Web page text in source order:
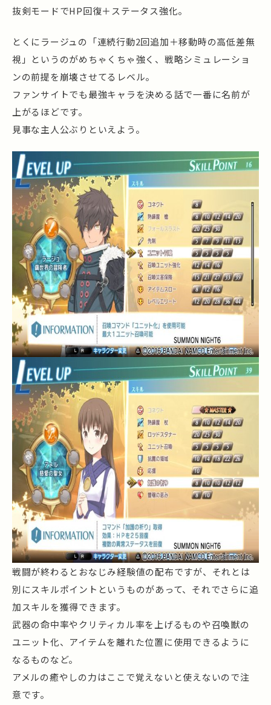
抜剣モードでHP回復＋ステータス強化。
とくにラージュの「連続行動2回追加＋移動時の高低差無
視」というのがめちゃくちゃ強く、戦略シミュレーショ
ンの前提を崩壊させてるレベル。
ファンサイトでも最強キャラを決める話で一番に名前が
上がるほどです。
見事な主人公ぶりといえよう。
戦闘が終わるとおなじみ経験値の配布ですが、それとは
別にスキルポイントというものがあって、それでさらに追
加スキルを獲得できます。
武器の命中率やクリティカル率を上げるものや召喚獣の
ユニット化、アイテムを離れた位置に使用できるように
なるものなど。
アメルの癒やしの力はここで覚えないと使えないので注
意です。